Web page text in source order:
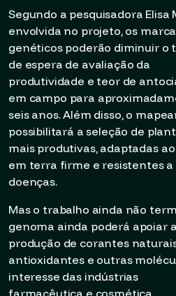
Segundo a pesquisadora Elisa
envolvida no projeto, os
genéticos poderão diminuir o
de espera de avaliação da
produtividade e teor de
em campo para
seis anos. Além disso, o
possibilitará a seleção de
mais produtivas, adaptadas
em terra firme e resistentes a
doenças.
Mas o trabalho ainda não
genoma ainda poderá apoiar a
produção de corantes
antioxidantes e outras
interesse das indústrias
farmacêutica e cosmética,